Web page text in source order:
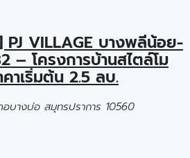
PJ VILLAGE บางพลีน้อย-
– โครงการบ้านสไตล์โม
าเริ่มต้น 2.5 ลบ.
บางบ่อ สมุทรปราการ 10560